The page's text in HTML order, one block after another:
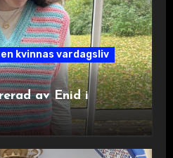
kvinnas vardagsliv
av Enid i